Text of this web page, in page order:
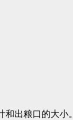
出粮口的大小。